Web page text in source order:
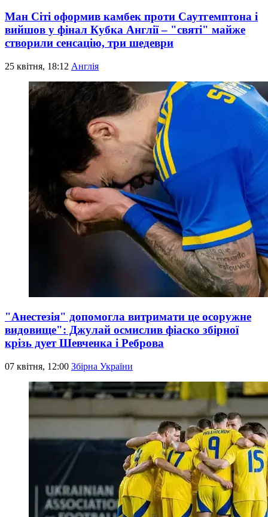
Ман Сіті оформив камбек проти Саутгемптона і
вийшов у фінал Кубка Англії – "святі" майже
створили сенсацію, три шедеври
25 квітня, 18:12 Англія
"Анестезія" допомогла витримати це осоружне
видовище": Джулай осмислив фіаско збірної
крізь дует Шевченка і Реброва
07 квітня, 12:00 Збірна України